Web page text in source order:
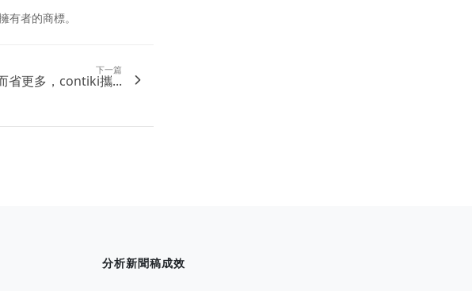
者的商標。
下一篇
省更多，contiki攜...
分析新聞稿成效